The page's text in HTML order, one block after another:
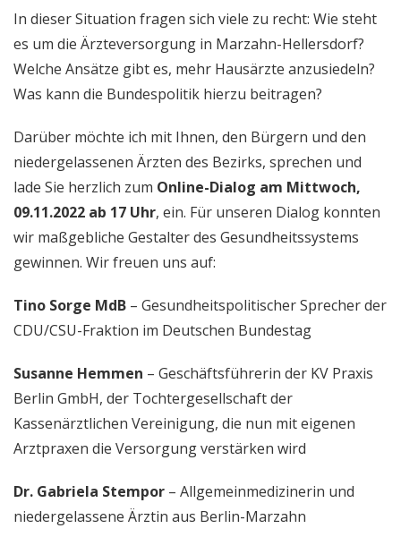
In dieser Situation fragen sich viele zu recht: Wie steht
es um die Ärzteversorgung in Marzahn-Hellersdorf?
Welche Ansätze gibt es, mehr Hausärzte anzusiedeln?
Was kann die Bundespolitik hierzu beitragen?
Darüber möchte ich mit Ihnen, den Bürgern und den
niedergelassenen Ärzten des Bezirks, sprechen und
lade Sie herzlich zum Online-Dialog am Mittwoch,
09.11.2022 ab 17 Uhr, ein. Für unseren Dialog konnten
wir maßgebliche Gestalter des Gesundheitssystems
gewinnen. Wir freuen uns auf:
Tino Sorge MdB – Gesundheitspolitischer Sprecher der
CDU/CSU-Fraktion im Deutschen Bundestag
Susanne Hemmen – Geschäftsführerin der KV Praxis
Berlin GmbH, der Tochtergesellschaft der
Kassenärztlichen Vereinigung, die nun mit eigenen
Arztpraxen die Versorgung verstärken wird
Dr. Gabriela Stempor – Allgemeinmedizinerin und
niedergelassene Ärztin aus Berlin-Marzahn